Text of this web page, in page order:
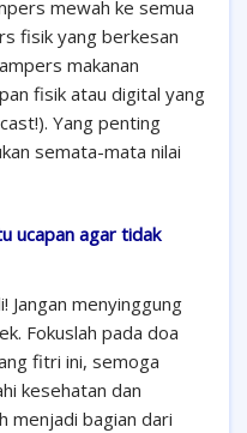
mewah ke semua
fisik yang berkesan
makanan
fisik atau digital yang
Yang penting
semata-mata nilai
ucapan agar tidak
Jangan menyinggung
Fokuslah pada doa
fitri ini, semoga
kesehatan dan
menjadi bagian dari